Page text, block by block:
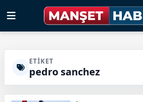
ETIKET
pedro sanchez